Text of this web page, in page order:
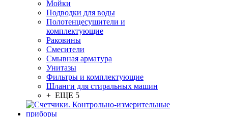
Мойки
Подводки для воды
Полотенцесушители и
комплектующие
Раковины
Смесители
Смывная арматура
Унитазы
Фильтры и комплектующие
Шланги для стиральных машин
+ ЕЩЕ 5